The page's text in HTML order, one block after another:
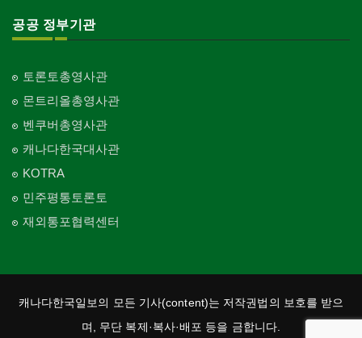
공공 정부기관
토론토총영사관
몬트리올총영사관
벤쿠버총영사관
캐나다한국대사관
KOTRA
민주평통토론토
재외통포협력센터
캐나다한국일보의 모든 기사(content)는 저작권법의 보호를 받으
며, 무단 복제·복사·배포 등을 금합니다.